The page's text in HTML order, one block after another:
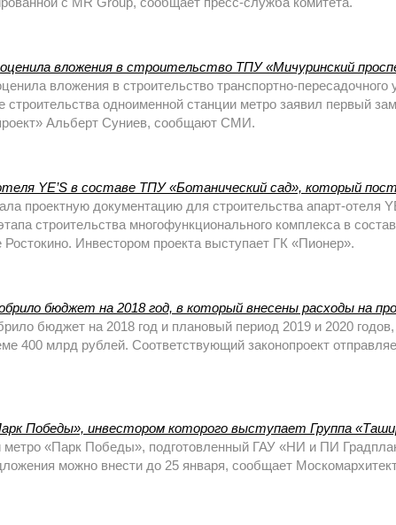
вложения в строительство ТПУ «Мичуринский
вложения в строительство транспортно-
одноименной станции метро заявил первый
Альберт Суниев, сообщают СМИ.
YE’S в составе ТПУ «Ботанический сад», который
проектную документацию для строительства апарт-отеля
строительства многофункционального комплекса в
Инвестором проекта выступает ГК «Пионер».
бюджет на 2018 год, в который внесены расходы на
бюджет на 2018 год и плановый период 2019 и 2020
400 млрд рублей. Соответствующий законопроект
Победы», инвестором которого выступает Группа
метро «Парк Победы», подготовленный ГАУ «НИ и ПИ
можно внести до 25 января, сообщает